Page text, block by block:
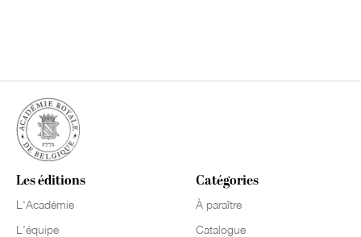
Les éditions
L'Académie
L'équipe
Catégories
À paraître
Catalogue